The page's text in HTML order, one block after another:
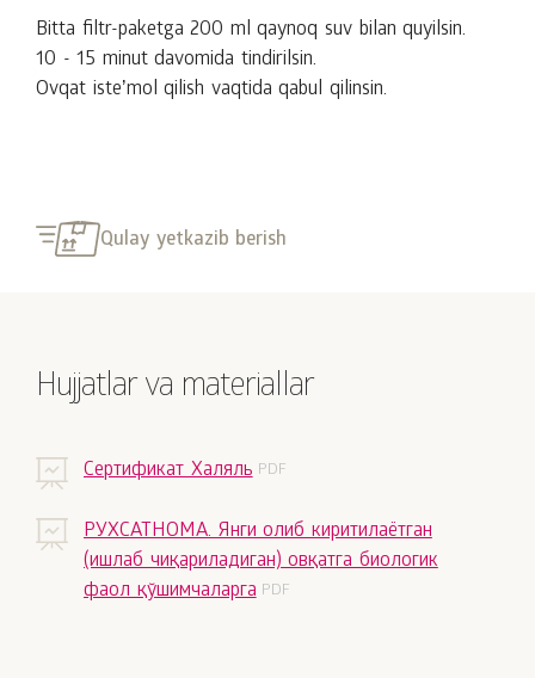
Bitta filtr-paketga 200 ml qaynoq suv bilan quyilsin.
10 - 15 minut davomida tindirilsin.
Ovqat isteʼmol qilish vaqtida qabul qilinsin.
Qulay yetkazib berish
Hujjatlar va materiallar
Сертификат Халяль
РУХСАТНОМА. Янги олиб киритилаётган
(ишлаб чиқариладиган) овқатга биологик
фаол қўшимчаларга